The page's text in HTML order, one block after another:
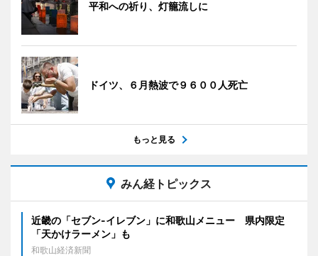
平和への祈り、灯籠流しに
ドイツ、６月熱波で９６００人死亡
もっと見る
みん経トピックス
近畿の「セブン-イレブン」に和歌山メニュー 県内限定
「天かけラーメン」も
和歌山経済新聞